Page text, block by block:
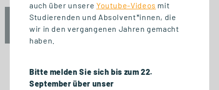
Fr., 25. September 2026
10:00 Uhr
START WEITERBILDUNG
auch über unsere Youtube-Videos mit
Studierenden und Absolvent*innen, die
wir in den vergangenen Jahren gemacht
haben.
Bitte melden Sie sich bis zum 22.
September über unser